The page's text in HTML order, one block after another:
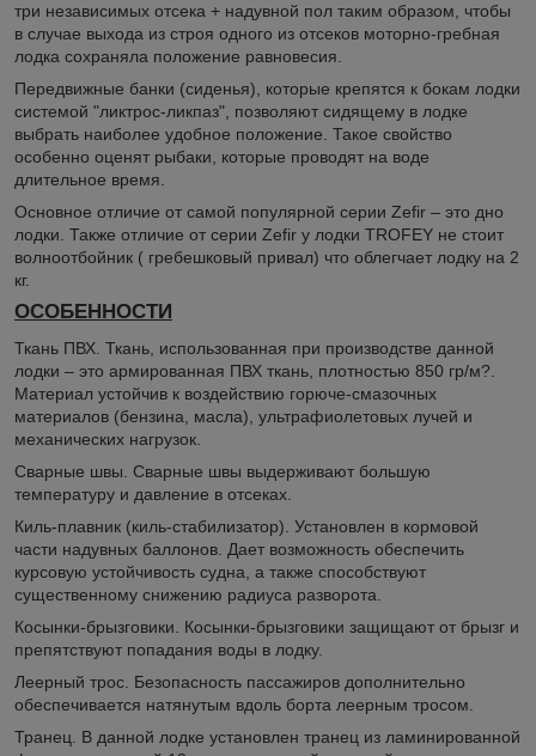
три независимых отсека + надувной пол таким образом, чтобы
в случае выхода из строя одного из отсеков моторно-гребная
лодка сохраняла положение равновесия.
Передвижные банки (сиденья), которые крепятся к бокам лодки
системой "ликтрос-ликпаз", позволяют сидящему в лодке
выбрать наиболее удобное положение. Такое свойство
особенно оценят рыбаки, которые проводят на воде
длительное время.
Основное отличие от самой популярной серии Zefir – это дно
лодки. Также отличие от серии Zefir у лодки TROFEY не стоит
волноотбойник ( гребешковый привал) что облегчает лодку на 2
кг.
ОСОБЕННОСТИ
Ткань ПВХ. Ткань, использованная при производстве данной
лодки – это армированная ПВХ ткань, плотностью 850 гр/м?.
Материал устойчив к воздействию горюче-смазочных
материалов (бензина, масла), ультрафиолетовых лучей и
механических нагрузок.
Сварные швы. Сварные швы выдерживают большую
температуру и давление в отсеках.
Киль-плавник (киль-стабилизатор). Установлен в кормовой
части надувных баллонов. Дает возможность обеспечить
курсовую устойчивость судна, а также способствуют
существенному снижению радиуса разворота.
Косынки-брызговики. Косынки-брызговики защищают от брызг и
препятствуют попадания воды в лодку.
Леерный трос. Безопасность пассажиров дополнительно
обеспечивается натянутым вдоль борта леерным тросом.
Транец. В данной лодке установлен транец из ламинированной